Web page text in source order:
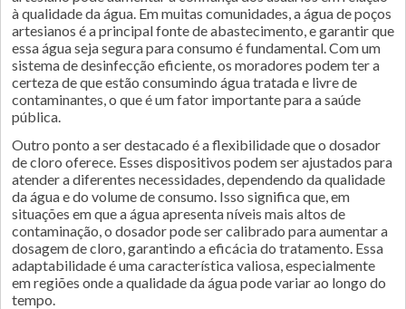
à qualidade da água. Em muitas comunidades, a água de poços
artesianos é a principal fonte de abastecimento, e garantir que
essa água seja segura para consumo é fundamental. Com um
sistema de desinfecção eficiente, os moradores podem ter a
certeza de que estão consumindo água tratada e livre de
contaminantes, o que é um fator importante para a saúde
pública.
Outro ponto a ser destacado é a flexibilidade que o dosador
de cloro oferece. Esses dispositivos podem ser ajustados para
atender a diferentes necessidades, dependendo da qualidade
da água e do volume de consumo. Isso significa que, em
situações em que a água apresenta níveis mais altos de
contaminação, o dosador pode ser calibrado para aumentar a
dosagem de cloro, garantindo a eficácia do tratamento. Essa
adaptabilidade é uma característica valiosa, especialmente
em regiões onde a qualidade da água pode variar ao longo do
tempo.